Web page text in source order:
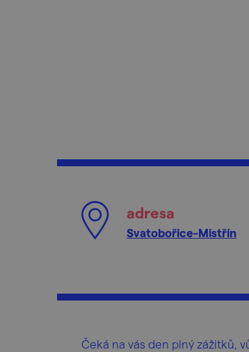
adresa
Svatobořice-Mistřín
Čeká na vás den plný zážitků,